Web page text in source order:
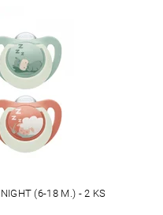
(6-18 M.) - 2 KS